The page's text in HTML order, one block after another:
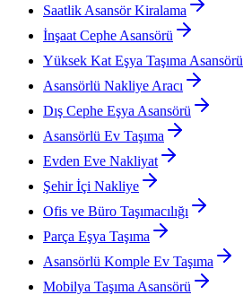
Saatlik Asansör Kiralama
İnşaat Cephe Asansörü
Yüksek Kat Eşya Taşıma Asansörü
Asansörlü Nakliye Aracı
Dış Cephe Eşya Asansörü
Asansörlü Ev Taşıma
Evden Eve Nakliyat
Şehir İçi Nakliye
Ofis ve Büro Taşımacılığı
Parça Eşya Taşıma
Asansörlü Komple Ev Taşıma
Mobilya Taşıma Asansörü